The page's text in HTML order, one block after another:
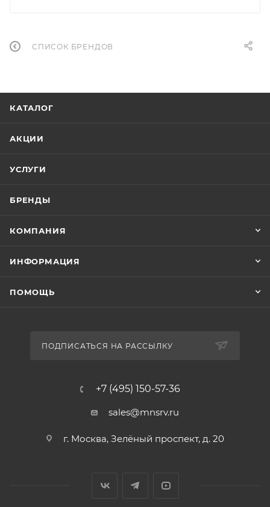
СПИСОК БРЕНДОВ
КАТАЛОГ
АКЦИИ
УСЛУГИ
БРЕНДЫ
КОМПАНИЯ
ИНФОРМАЦИЯ
ПОМОЩЬ
ПОДПИСАТЬСЯ НА РАССЫЛКУ
+7 (495) 150-57-36
sales@mnsrv.ru
г. Москва, Зелёный проспект, д. 20